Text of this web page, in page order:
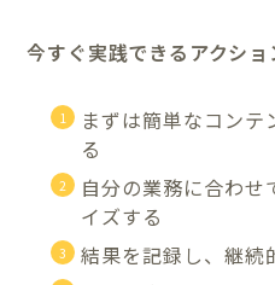
今すぐ実践できるアクショ
まずは簡単なコンテ
る
自分の業務に合わせ
イズする
結果を記録し、継続